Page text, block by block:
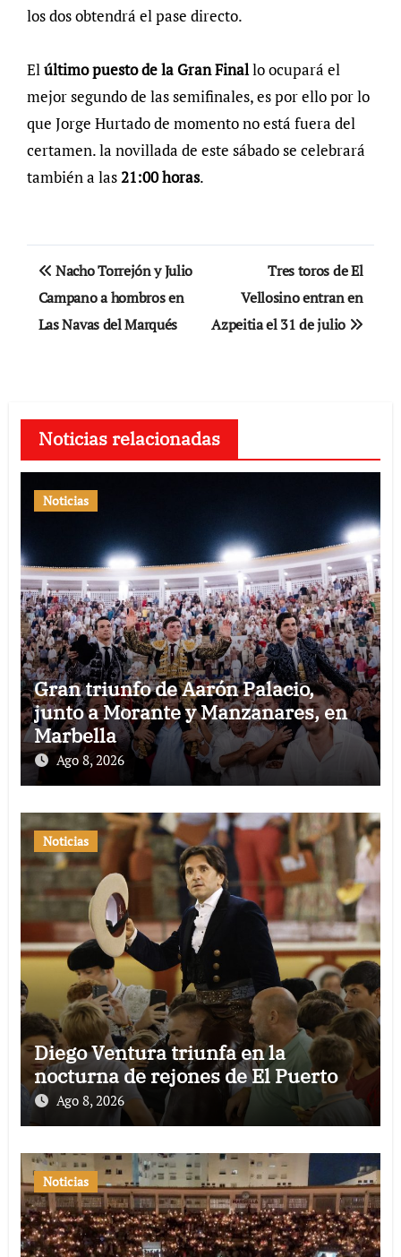
los dos obtendrá el pase directo.
Elúltimo puesto de la Gran Finallo ocupará el
mejor segundo de las semifinales, es por ello por lo
que Jorge Hurtado de momento no está fuera del
certamen. la novillada de este sábado se celebrará
también a las21:00 horas.
Navegación
de
entradas
Nacho Torrejón y Julio
Campano a hombros en
Las Navas del Marqués
Tres toros de El
Vellosino entran en
Azpeitia el 31 de julio
Noticias relacionadas
Noticias
Gran triunfo de Aarón Palacio,
junto a Morante y Manzanares, en
Marbella
Ago 8, 2026
Noticias
Diego Ventura triunfa en la
nocturna de rejones de El Puerto
Ago 8, 2026
Noticias